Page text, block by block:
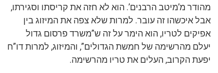
מהודר מ’מיטב הרבנים’. הוא לא חזה את קריסתו וסגירתו,
אבל איכשהו זה עובר. למרות שלא צפה את המיזוג בין
אפיקים לטריו, הוא הימר על זה ש”משרד פרסום גדול
יעלם מהרשימה של חמשת הגדולים”, והמיזוג, למרות דו”ח
יפעת הקרוב, העלים את טריו מהרשימה.